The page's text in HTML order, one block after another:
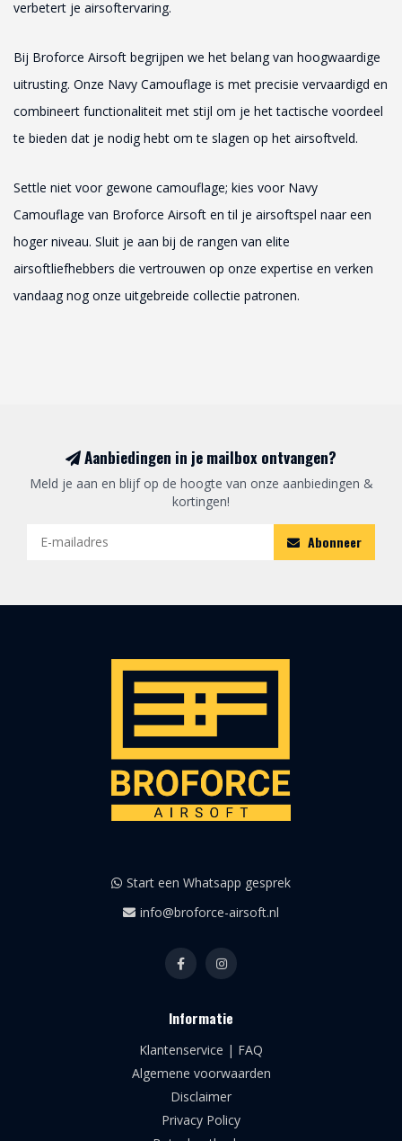
verbetert je airsoftervaring.
Bij Broforce Airsoft begrijpen we het belang van hoogwaardige
uitrusting. Onze Navy Camouflage is met precisie vervaardigd en
combineert functionaliteit met stijl om je het tactische voordeel
te bieden dat je nodig hebt om te slagen op het airsoftveld.
Settle niet voor gewone camouflage; kies voor Navy
Camouflage van Broforce Airsoft en til je airsoftspel naar een
hoger niveau. Sluit je aan bij de rangen van elite
airsoftliefhebbers die vertrouwen op onze expertise en verken
vandaag nog onze uitgebreide collectie patronen.
Aanbiedingen in je mailbox ontvangen?
Meld je aan en blijf op de hoogte van onze aanbiedingen &
kortingen!
Abonneer
Start een Whatsapp gesprek
info@broforce-airsoft.nl
Informatie
Klantenservice | FAQ
Algemene voorwaarden
Disclaimer
Privacy Policy